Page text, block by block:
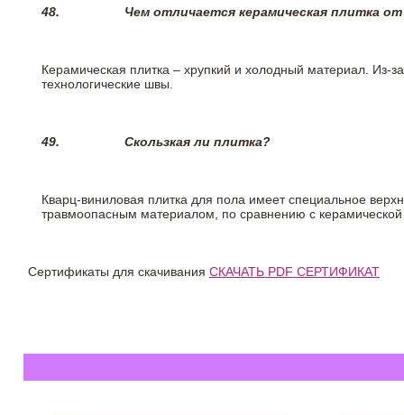
48. Чем отличается керамическая плитка
Керамическая плитка – хрупкий и холодный материал. Из-
технологические швы.
49. Скользкая ли плитка?
Кварц-виниловая плитка для пола имеет специальное
травмоопасным материалом, по сравнению с
Сертификаты для скачивания СКАЧАТЬ PDF СЕРТИФИКАТ